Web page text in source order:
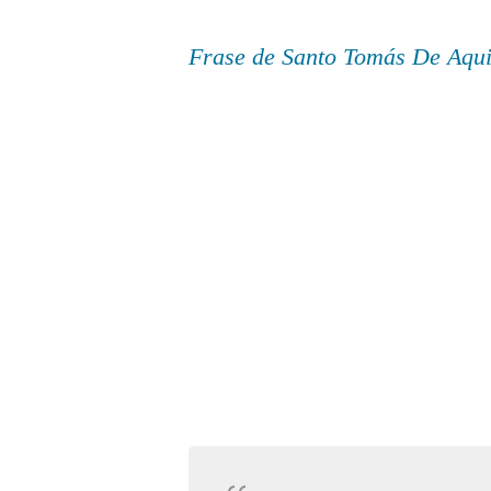
Frase de Santo Tomás De